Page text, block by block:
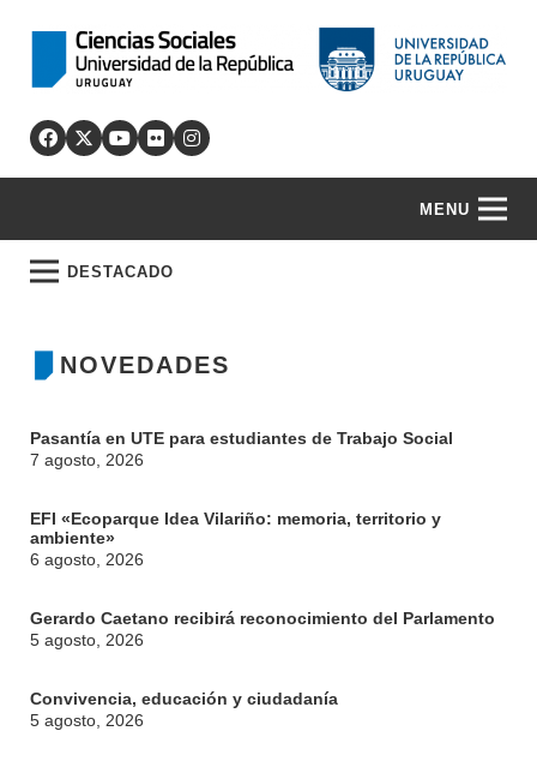
MENU
DESTACADO
NOVEDADES
Pasantía en UTE para estudiantes de Trabajo Social
7 agosto, 2026
EFI «Ecoparque Idea Vilariño: memoria, territorio y
ambiente»
6 agosto, 2026
Gerardo Caetano recibirá reconocimiento del Parlamento
5 agosto, 2026
Convivencia, educación y ciudadanía
5 agosto, 2026